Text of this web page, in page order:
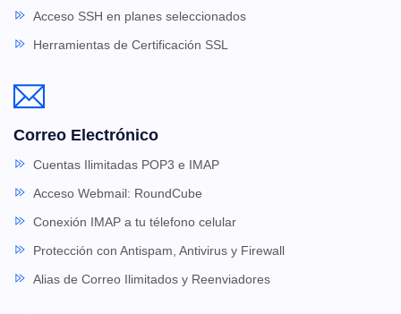
Acceso SSH en planes seleccionados
Herramientas de Certificación SSL
Correo Electrónico
Cuentas Ilimitadas POP3 e IMAP
Acceso Webmail: RoundCube
Conexión IMAP a tu télefono celular
Protección con Antispam, Antivirus y Firewall
Alias de Correo Ilimitados y Reenviadores